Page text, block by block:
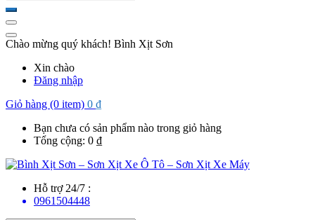
Chào mừng quý khách! Bình Xịt Sơn
Xin chào
Đăng nhập
Giỏ hàng (0 item) 0 ₫
Bạn chưa có sản phẩm nào trong giỏ hàng
Tổng cộng: 0 ₫
Hỗ trợ 24/7 :
0961504448